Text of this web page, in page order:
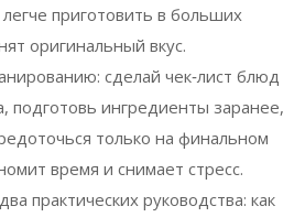
приготовить в больших
оригинальный вкус.
сделай чек‑лист блюд
подготовь ингредиенты заранее,
только на финальном
время и снимает стресс.
практических руководства: как